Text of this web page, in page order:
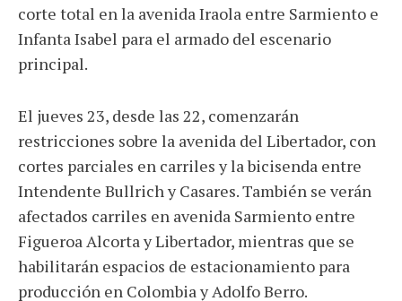
corte total en la avenida Iraola entre Sarmiento e
Infanta Isabel para el armado del escenario
principal.
El jueves 23, desde las 22, comenzarán
restricciones sobre la avenida del Libertador, con
cortes parciales en carriles y la bicisenda entre
Intendente Bullrich y Casares. También se verán
afectados carriles en avenida Sarmiento entre
Figueroa Alcorta y Libertador, mientras que se
habilitarán espacios de estacionamiento para
producción en Colombia y Adolfo Berro.